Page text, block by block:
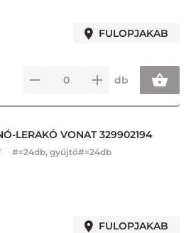
FULOPJAKAB
db
LERAKÓ VONAT 329902194
#=24db, gyűjtő#=24db
FULOPJAKAB